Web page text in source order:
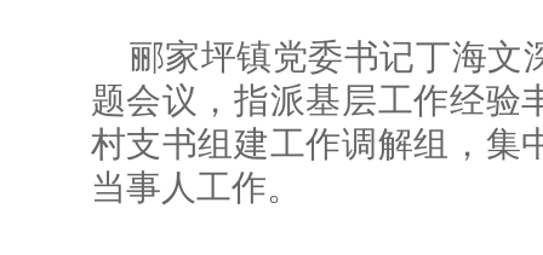
郦家坪镇党委书记丁海文
题会议，指派基层工作经验
村支书组建工作调解组，集
当事人工作。